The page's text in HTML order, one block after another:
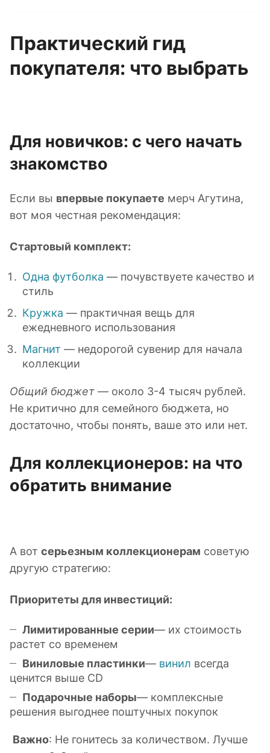
Практический гид
покупателя: что выбрать
Для новичков: с чего начать
знакомство
Если вы впервые покупаете мерч Агутина,
вот моя честная рекомендация:
Стартовый комплект:
Одна футболка — почувствуете качество и
стиль
Кружка — практичная вещь для
ежедневного использования
Магнит — недорогой сувенир для начала
коллекции
Общий бюджет — около 3-4 тысяч рублей.
Не критично для семейного бюджета, но
достаточно, чтобы понять, ваше это или нет.
Для коллекционеров: на что
обратить внимание
А вот серьезным коллекционерам советую
другую стратегию:
Приоритеты для инвестиций:
Лимитированные серии— их стоимость
растет со временем
Виниловые пластинки— винил всегда
ценится выше CD
Подарочные наборы— комплексные
решения выгоднее поштучных покупок
Важно: Не гонитесь за количеством. Лучше